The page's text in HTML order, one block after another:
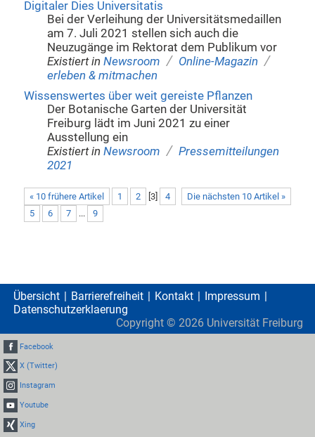
Digitaler Dies Universitatis
Bei der Verleihung der Universitätsmedaillen
am 7. Juli 2021 stellen sich auch die
Neuzugänge im Rektorat dem Publikum vor
Existiert in Newsroom / Online-Magazin /
erleben & mitmachen
Wissenswertes über weit gereiste Pflanzen
Der Botanische Garten der Universität
Freiburg lädt im Juni 2021 zu einer
Ausstellung ein
Existiert in Newsroom / Pressemitteilungen
2021
« 10 frühere Artikel Die nächsten 10 Artikel »
1 2 3]
4
5
6 7 ... 9
Übersicht Barrierefreiheit Kontakt
Impressum
Datenschutzerklaerung
Copyright © 2026 Universität Freiburg
Facebook
X (Twitter)
Instagram
Youtube
Xing